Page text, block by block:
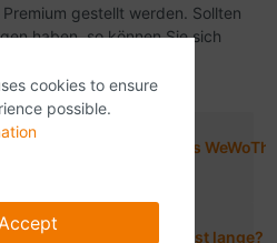
gestellt werden. Sollten
haben, so können Sie sich
Qualität des
Klebeelektroden möglichst lange?
cookies to ensure
possible.